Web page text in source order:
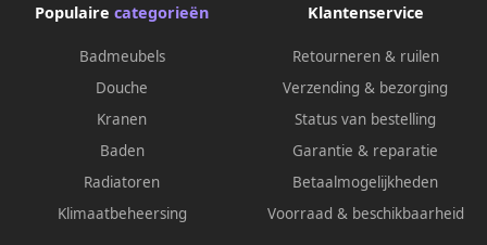
Populaire categorieën
Badmeubels
Douche
Kranen
Baden
Radiatoren
Klimaatbeheersing
Klantenservice
Retourneren & ruilen
Verzending & bezorging
Status van bestelling
Garantie & reparatie
Betaalmogelijkheden
Voorraad & beschikbaarheid